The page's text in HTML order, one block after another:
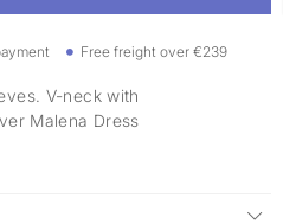
Free freight over €239
V-neck with
Malena Dress